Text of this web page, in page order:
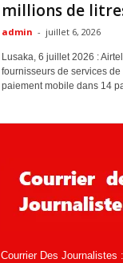
millions de
admin - juillet 6, 2026
Lusaka, 6 juillet 2026 :
fournisseurs de services
paiement mobile dans 14
Courrier Des Journalistes